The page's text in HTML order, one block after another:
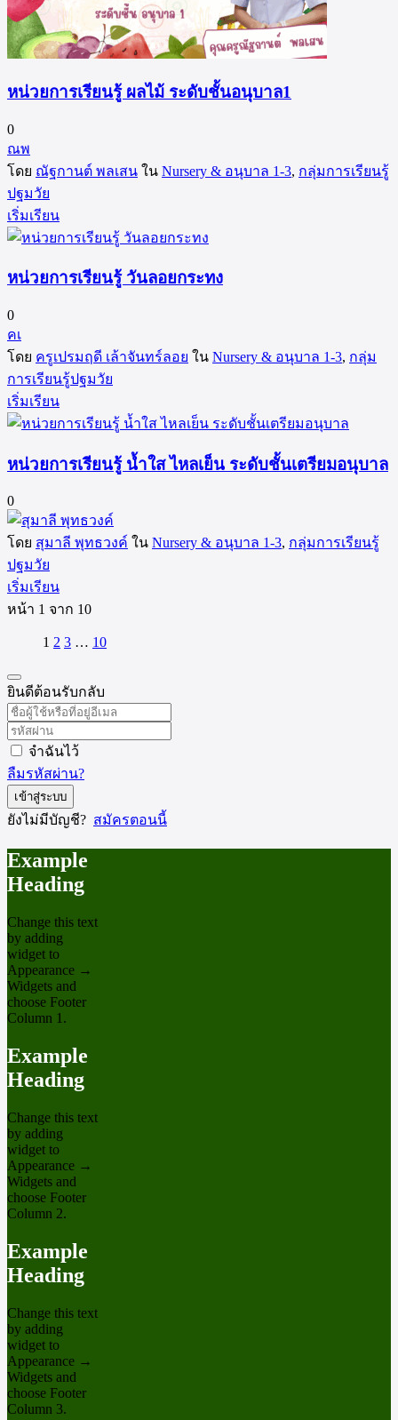
หน่วยการเรียนรู้ ผลไม้ ระดับชั้นอนุบาล1
0
ณพ
โดย ณัฐกานต์ พลเสน ใน Nursery & อนุบาล 1-3, กลุ่มการเรียนรู้
ปฐมวัย
เริ่มเรียน
หน่วยการเรียนรู้ วันลอยกระทง
0
คเ
โดย ครูเปรมฤดี เล้าจันทร์ลอย ใน Nursery & อนุบาล 1-3, กลุ่ม
การเรียนรู้ปฐมวัย
เริ่มเรียน
หน่วยการเรียนรู้ น้ำใส ไหลเย็น ระดับชั้นเตรียมอนุบาล
0
โดย สุมาลี พุทธวงค์ ใน Nursery & อนุบาล 1-3, กลุ่มการเรียนรู้
ปฐมวัย
เริ่มเรียน
หน้า 1 จาก 10
1 2 3 … 10
ยินดีต้อนรับกลับ
จำฉันไว้
ลืมรหัสผ่าน?
เข้าสู่ระบบ
ยังไม่มีบัญชี? สมัครตอนนี้
Example
Heading
Change this text
by adding
widget to
Appearance →
Widgets and
choose Footer
Column 1.
Example
Heading
Change this text
by adding
widget to
Appearance →
Widgets and
choose Footer
Column 2.
Example
Heading
Change this text
by adding
widget to
Appearance →
Widgets and
choose Footer
Column 3.